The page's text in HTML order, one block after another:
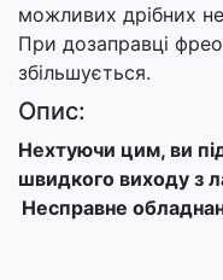
можливих дрібних
При дозаправці
збільшується.
Опис:
Нехтуючи цим, ви
швидкого виходу з
Несправне